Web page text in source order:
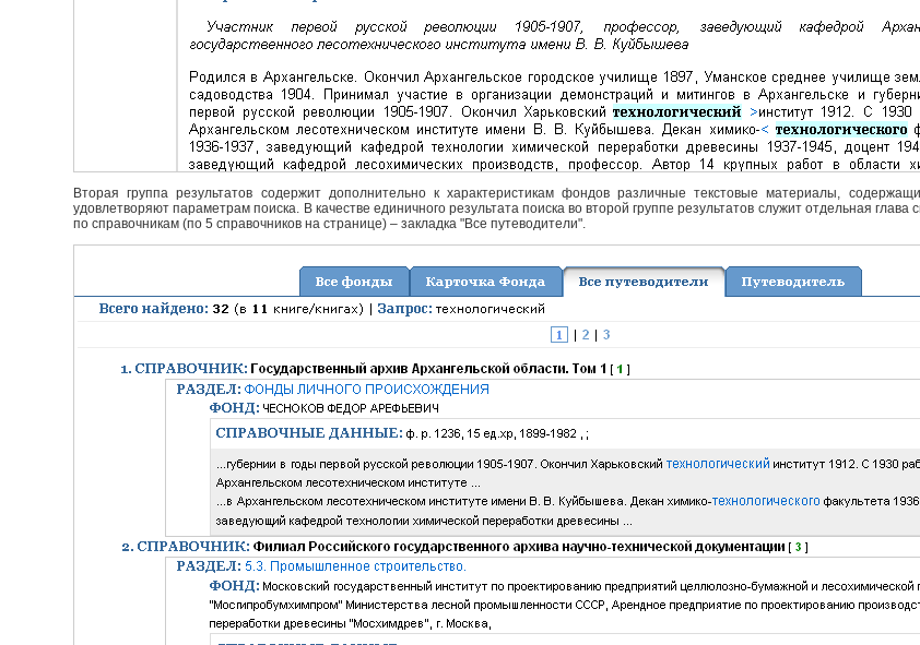
Вторая группа результатов содержит дополнительно к характеристикам фондов различные текстовые материалы,
удовлетворяют параметрам поиска. В качестве единичного результата поиска во второй группе результатов служит отдельная глава
по справочникам (по 5 справочников на странице) – закладка "Все путеводители".